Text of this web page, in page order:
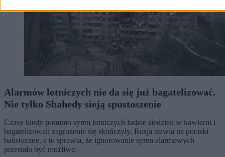
Alarmów lotniczych nie da się już bagatelizować.
Nie tylko Shahedy sieją spustoszenie
Czasy kiedy pomimo syren lotniczych ludzie siedzieli w kawiarni i
bagatelizowali zagrożenie się skończyły. Rosja stawia na pociski
balistyczne, a to sprawia, że ignorowanie syren alarmowych
przestało być możliwe.